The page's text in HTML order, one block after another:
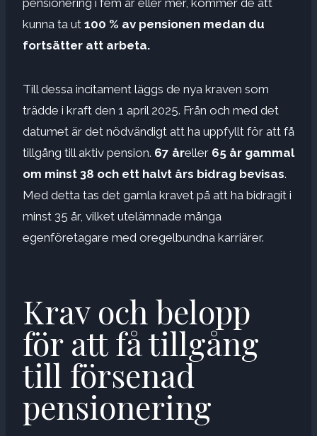
kunna ta ut 100 % av pensionen medan du
fortsätter att arbeta.
Till dessa incitament läggs de nya kraven som
trädde i kraft den 1 april 2025. Från och med det
datumet är det nödvändigt att ha uppfyllt för att få
tillgång till aktiv pension. 67 åreller 65 år gammal
om minst 38 och ett halvt års bidrag bevisas.
Med detta tas det gamla kravet på att ha bidragit i
minst 35 år, vilket utelämnade många
egenföretagare med oregelbundna karriärer.
Krav och belopp
för att få tillgång
till försenad
pensionering